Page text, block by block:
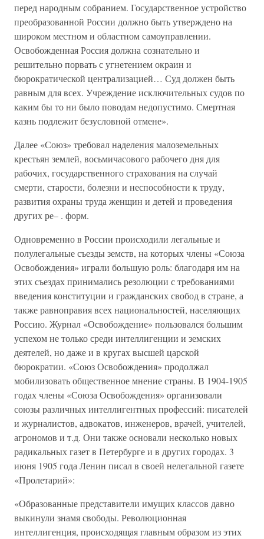
перед народным собранием. Государственное устройство
преобразованной России должно быть утверждено на
широком местном и областном самоуправлении.
Освобожденная Россия должна сознательно и
решительно порвать с угнетением окраин и
бюрократической централизацией… Суд должен быть
равным для всех. Учреждение исключительных судов по
каким бы то ни было поводам недопустимо. Смертная
казнь подлежит безусловной отмене».
Далее «Союз» требовал наделения малоземельных
крестьян землей, восьмичасового рабочего дня для
рабочих, государственного страхования на случай
смерти, старости, болезни и неспособности к труду,
развития охраны труда женщин и детей и проведения
других ре– . форм.
Одновременно в России происходили легальные и
полулегальные съезды земств, на которых члены «Союза
Освобождения» играли большую роль: благодаря им на
этих съездах принимались резолюции с требованиями
введения конституции и гражданских свобод в стране, а
также равноправия всех национальностей, населяющих
Россию. Журнал «Освобождение» пользовался большим
успехом не только среди интеллигенции и земских
деятелей, но даже и в кругах высшей царской
бюрократии. «Союз Освобождения» продолжал
мобилизовать общественное мнение страны. В 1904-1905
годах члены «Союза Освобождения» организовали
союзы различных интеллигентных профессий: писателей
и журналистов, адвокатов, инженеров, врачей, учителей,
агрономов и т.д. Они также основали несколько новых
радикальных газет в Петербурге и в других городах. 3
июня 1905 года Ленин писал в своей нелегальной газете
«Пролетарий»:
«Образованные представители имущих классов давно
выкинули знамя свободы. Революционная
интеллигенция, происходящая главным образом из этих